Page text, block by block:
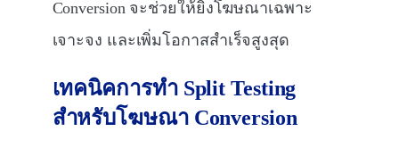
Conversion จะช่วยให้ยิงโฆษณาเฉพาะ
เจาะจง และเพิ่มโอกาสสำเร็จสูงสุด
เทคนิคการทำSplit Testing
สำหรับโฆษณาConversion